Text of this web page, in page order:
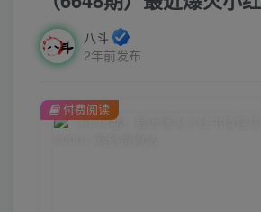
八斗
2年前发布
付费阅读